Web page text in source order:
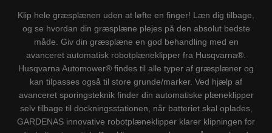
Klip hele græsplænen uden at løfte en finger! Læn dig tilbage,
og se hvordan din græsplæne plejes på den absolut bedste
måde. Giv din græsplæne en god behandling med en
avanceret automatisk robotplæneklipper fra Husqvarna®.
Husqvarna Automower® findes til alle typer af græsplæner og
kan tilpasses også til store grunde/marker. Ved hjælp af
avanceret sporingsteknik finder din automatiske plæneklipper
selv tilbage til dockningsstationen, når batteriet skal oplades,
GARDENAS innovative robotplæneklipper klarer klipningen for